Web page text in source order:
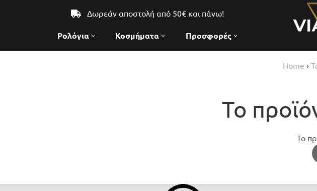
Δωρεάν αποστολή από 50€ και πάνω!
Ρολόγια Κοσμήματα Προσφορές
Home ›
Το
Το